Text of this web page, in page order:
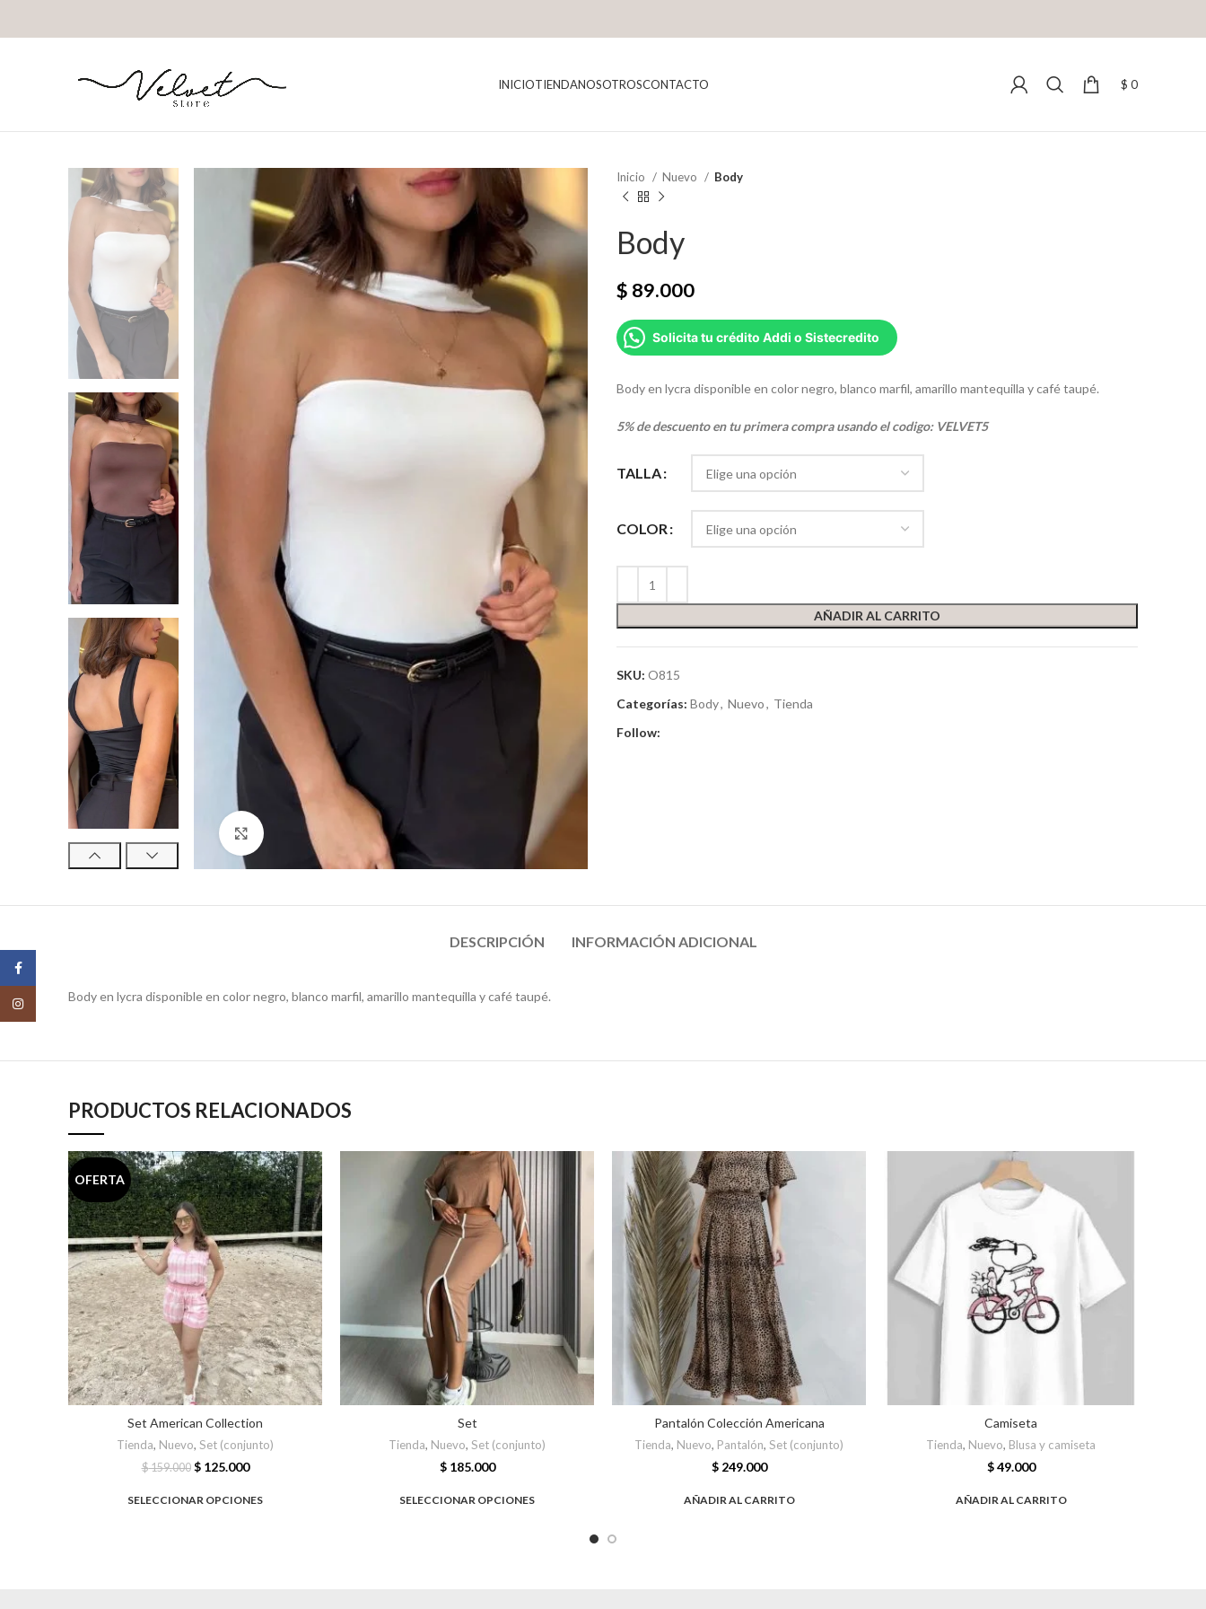
INICIOTIENDANOSOTROSCONTACTO $ 0
Click para agrandar
Inicio Nuevo Body
Body
$ 89.000
Solicita tu crédito Addi o Sistecredito
Body en lycra disponible en color negro, blanco marfil, amarillo mantequilla y café taupé.
5% de descuento en tu primera compra usando el codigo: VELVET5
TALLA
COLOR
AÑADIR AL CARRITO
SKU: O815
Categorías: Body, Nuevo, Tienda
Follow:
DESCRIPCIÓN INFORMACIÓN ADICIONAL
Body en lycra disponible en color negro, blanco marfil, amarillo mantequilla y café taupé.
PRODUCTOS RELACIONADOS
OFERTA
Set American Collection
Tienda, Nuevo, Set (conjunto)
$159.000 $125.000
SELECCIONAR OPCIONES
Set
Tienda, Nuevo, Set (conjunto)
$185.000
SELECCIONAR OPCIONES
Pantalón Colección Americana
Tienda, Nuevo, Pantalón, Set (conjunto)
$249.000
AÑADIR AL CARRITO
Camiseta
Tienda, Nuevo, Blusa y camiseta
$49.000
AÑADIR AL CARRITO
Instagram